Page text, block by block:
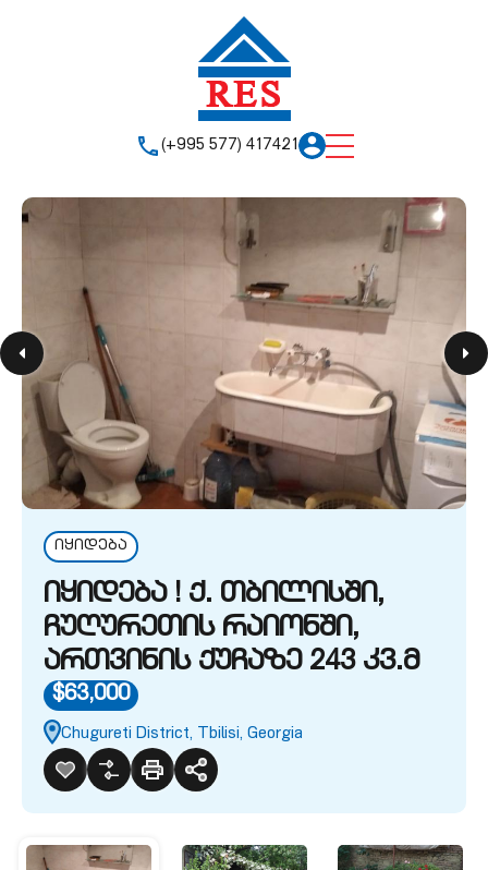
(+995 577) 417421
იყიდება
იყიდება ! ქ. თბილისში,
ჩუღურეთის რაიონში,
ართვინის ქუჩაზე 243 კვ.მ
$63,000
Chugureti District, Tbilisi, Georgia